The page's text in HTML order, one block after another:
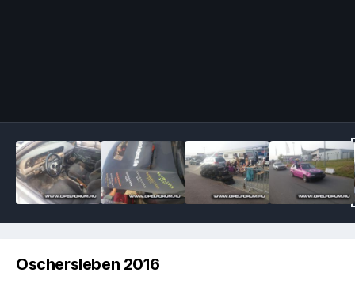
Oschersleben 2016